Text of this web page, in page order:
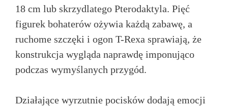
18 cm lub skrzydlatego Pterodaktyla. Pięć
figurek bohaterów ożywia każdą zabawę, a
ruchome szczęki i ogon T-Rexa sprawiają, że
konstrukcja wygląda naprawdę imponująco
podczas wymyślanych przygód.
Działające wyrzutnie pocisków dodają emocji